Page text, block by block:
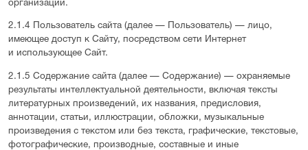
организации.
2.1.4 Пользователь сайта (далее — Пользователь) — лицо,
имеющее доступ к Сайту, посредством сети Интернет
и использующее Сайт.
2.1.5 Содержание сайта (далее — Содержание) — охраняемые
результаты интеллектуальной деятельности, включая тексты
литературных произведений, их названия, предисловия,
аннотации, статьи, иллюстрации, обложки, музыкальные
произведения с текстом или без текста, графические, текстовые,
фотографические, производные, составные и иные